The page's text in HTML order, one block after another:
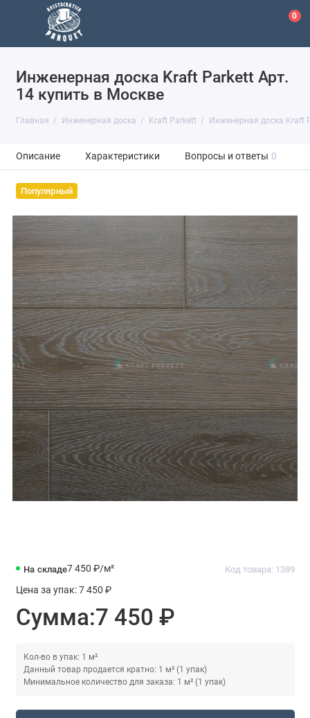
0
Инженерная доска Kraft Parkett Арт.
14 купить в Москве
Главная Инженерная доска Kraft Parkett Инженерная доска Kraft
Описание Характеристики Вопросы и ответы 0
Популярный
На складе Код товара: 1389
7 450 ₽/м²
Цена за упак: 7 450 ₽
Сумма:7 450 ₽
Кол-во в упак: 1 м²
Данный товар продается кратно: 1 м² (1 упак)
Минимальное количество для заказа: 1 м² (1 упак)